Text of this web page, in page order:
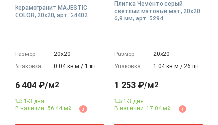
Керамогранит MAJESTIC
COLOR, 20x20, арт. 24402
Размер
20х20
Упаковка
0.04 кв.м./ 1 шт.
6 404 ₽/м2
1-3 дня
В наличии: 56.44 м2
Плитка Чементо серый
светлый матовый мат, 20x20
6,9 мм, арт. 5294
Размер
20х20
Упаковка
1.04 кв.м./ 26 шт.
1 253 ₽/м2
1-3 дня
В наличии: 17.04 м2